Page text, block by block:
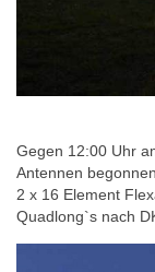
Gegen 12:00 Uhr
Antennen
2 x 16 Element
Quadlong`s nach